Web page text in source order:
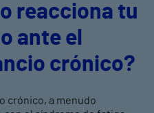
reacciona tu
ante el
crónico?
crónico, a menudo